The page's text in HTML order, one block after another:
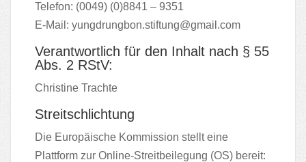
Telefon: (0049) (0)8841 – 9351
E-Mail: yungdrungbon.stiftung@gmail.com
Verantwortlich für den Inhalt nach § 55
Abs. 2 RStV:
Christine Trachte
Streitschlichtung
Die Europäische Kommission stellt eine
Plattform zur Online-Streitbeilegung (OS) bereit: